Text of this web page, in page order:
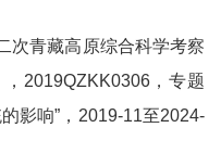
次青藏高原综合科学考察
2019QZKK0306，专题
影响”，2019-11至2024-